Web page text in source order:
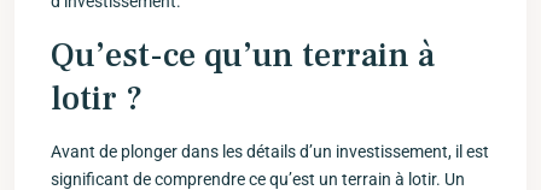
Qu’est-ce qu’un terrain ⁣à
lotir ?
Avant ⁢de plonger dans ‍les détails d’un investissement, ‌il est
‌significant de comprendre ce qu’est⁣ un terrain à lotir. Un